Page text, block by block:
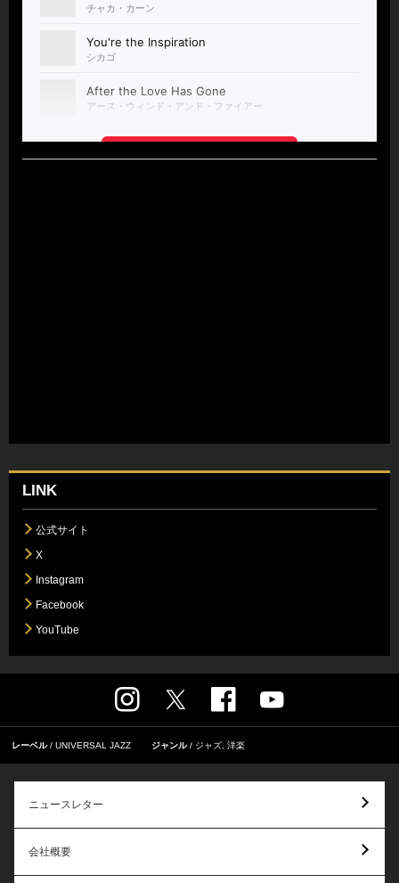
LINK
公式サイト
X
Instagram
Facebook
YouTube
レーベル UNIVERSAL JAZZ ジャンル ジャズ 洋楽
ニュースレター
会社概要